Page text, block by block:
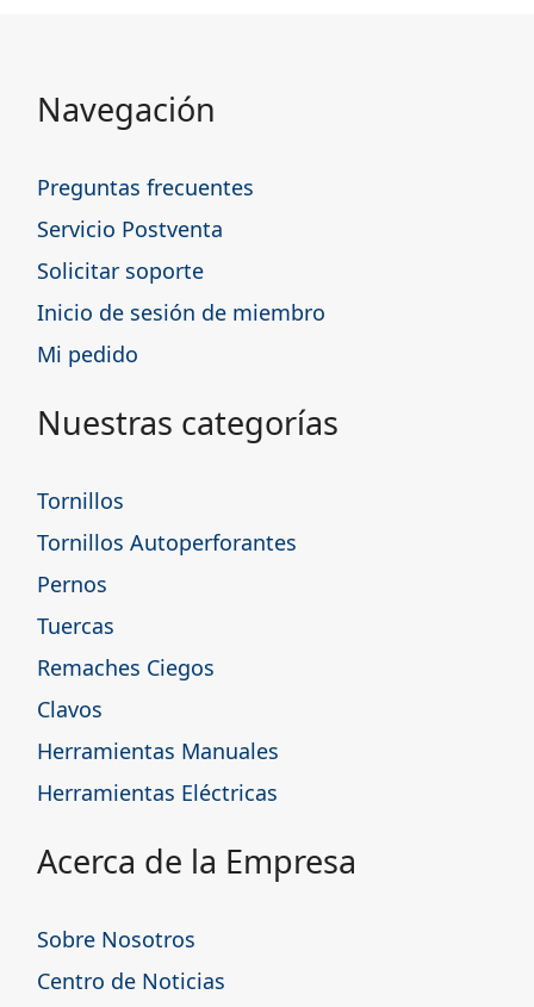
Navegación
Preguntas frecuentes
Servicio Postventa
Solicitar soporte
Inicio de sesión de miembro
Mi pedido
Nuestras categorías
Tornillos
Tornillos Autoperforantes
Pernos
Tuercas
Remaches Ciegos
Clavos
Herramientas Manuales
Herramientas Eléctricas
Acerca de la Empresa
Sobre Nosotros
Centro de Noticias